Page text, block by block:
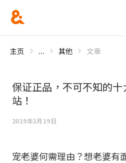
主页 ... 其他 文章
保证正品，不可不知的
站！
2019年3月19日
宠老婆何需理由？想老婆有